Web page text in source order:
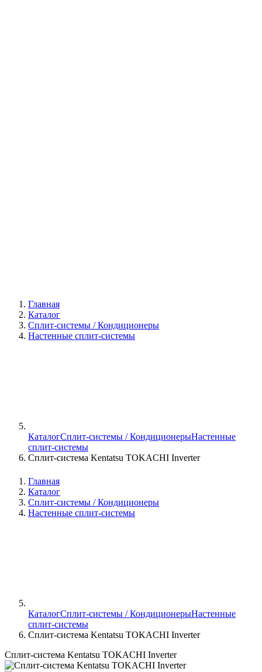
Главная
Каталог
Сплит-системы / Кондиционеры
Настенные сплит-системы
КаталогСплит-системы / КондиционерыНастенные
сплит-системы
Сплит-система Kentatsu TOKACHI Inverter
Главная
Каталог
Сплит-системы / Кондиционеры
Настенные сплит-системы
КаталогСплит-системы / КондиционерыНастенные
сплит-системы
Сплит-система Kentatsu TOKACHI Inverter
Сплит-система Kentatsu TOKACHI Inverter